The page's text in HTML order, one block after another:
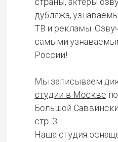
дубляжа,
ТВ и рекламы.
самыми
России!
Мы записываем
студии в Москве
Большой
стр. 3.
Наша студия